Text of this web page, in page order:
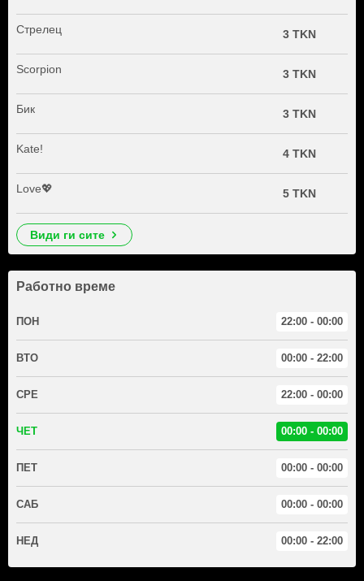
Стрелец 3 TKN
Scorpion 3 TKN
Бик 3 TKN
Kate! 4 TKN
Love💖 5 TKN
види ги сите
Работно време
ПОН 22:00 - 00:00
ВТО 00:00 - 22:00
СРЕ 22:00 - 00:00
ЧЕТ 00:00 - 00:00
ПЕТ 00:00 - 00:00
САБ 00:00 - 00:00
НЕД 00:00 - 22:00